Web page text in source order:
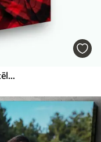
Smaids, zibspuldzes fotogrāfija un attēla rāmis